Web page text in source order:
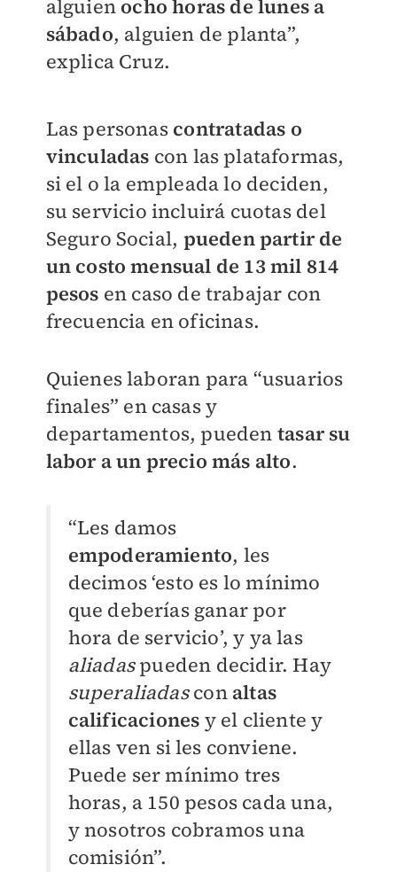
alguien ocho horas de lunes a
sábado, alguien de planta”,
explica Cruz.
Las personas contratadas o
vinculadas con las plataformas,
si el o la empleada lo deciden,
su servicio incluirá cuotas del
Seguro Social, pueden partir de
un costo mensual de 13 mil 814
pesos en caso de trabajar con
frecuencia en oficinas.
Quienes laboran para “usuarios
finales” en casas y
departamentos, pueden tasar su
labor a un precio más alto.
“Les damos
empoderamiento, les
decimos ‘esto es lo mínimo
que deberías ganar por
hora de servicio’, y ya las
aliadaspueden decidir. Hay
superaliadascon altas
calificaciones y el cliente y
ellas ven si les conviene.
Puede ser mínimo tres
horas, a 150 pesos cada una,
y nosotros cobramos una
comisión”.